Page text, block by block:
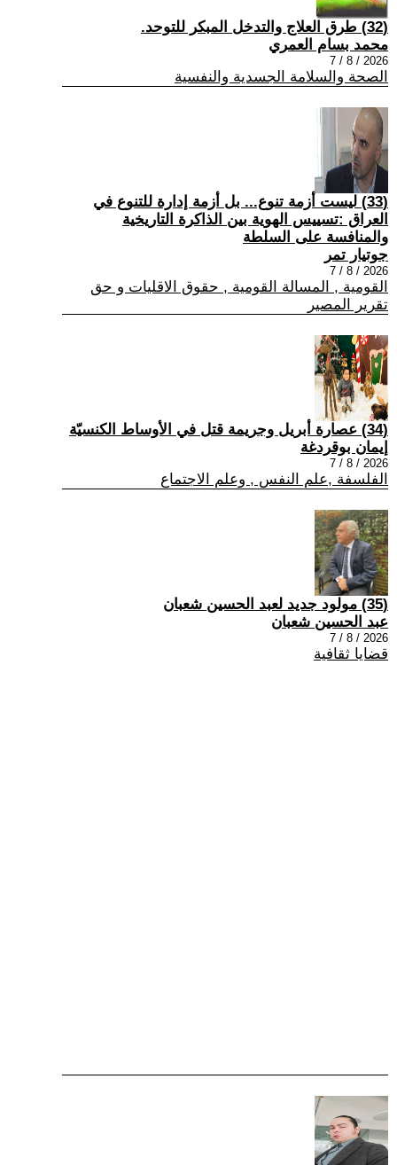
(32) طرق العلاج والتدخل المبكر للتوحد.
محمد بسام العمري
2026 / 8 / 7
الصحة والسلامة الجسدية والنفسية
(33) ليست أزمة تنوع... بل أزمة إدارة للتنوع في
العراق :تسييس الهوية بين الذاكرة التاريخية
والمنافسة على السلطة
جوتيار تمر
2026 / 8 / 7
القومية , المسالة القومية , حقوق الاقليات و حق
تقرير المصير
(34) عصارة أبريل وجريمة قتل في الأوساط الكنسيّة
إيمان بوقردغة
2026 / 8 / 7
الفلسفة ,علم النفس , وعلم الاجتماع
(35) مولود جديد لعبد الحسين شعبان
عبد الحسين شعبان
2026 / 8 / 7
قضايا ثقافية